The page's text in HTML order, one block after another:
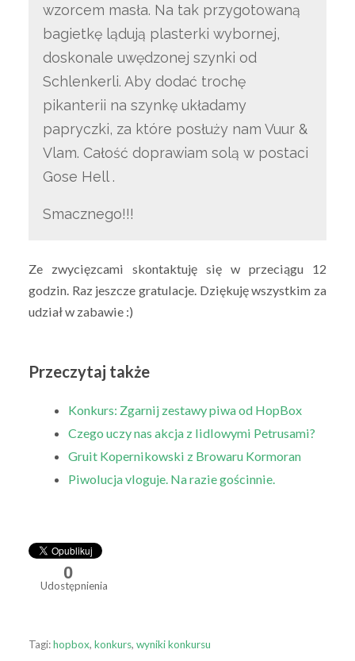
wzorcem masła. Na tak przygotowaną
bagietkę lądują plasterki wybornej,
doskonale uwędzonej szynki od
Schlenkerli. Aby dodać trochę
pikanterii na szynkę układamy
papryczki, za które posłuży nam Vuur &
Vlam. Całość doprawiam solą w postaci
Gose Hell .
Smacznego!!!
Ze zwycięzcami skontaktuję się w przeciągu 12
godzin. Raz jeszcze gratulacje. Dziękuję wszystkim za
udział w zabawie :)
Przeczytaj także
Konkurs: Zgarnij zestawy piwa od HopBox
Czego uczy nas akcja z lidlowymi Petrusami?
Gruit Kopernikowski z Browaru Kormoran
Piwolucja vloguje. Na razie gościnnie.
0
Udostępnienia
Tagi:hopbox, konkurs, wyniki konkursu